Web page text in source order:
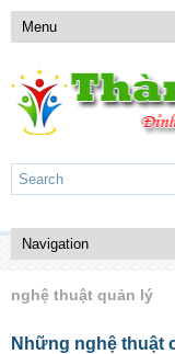
nghệ thuật quản lý
Những nghệ thuật